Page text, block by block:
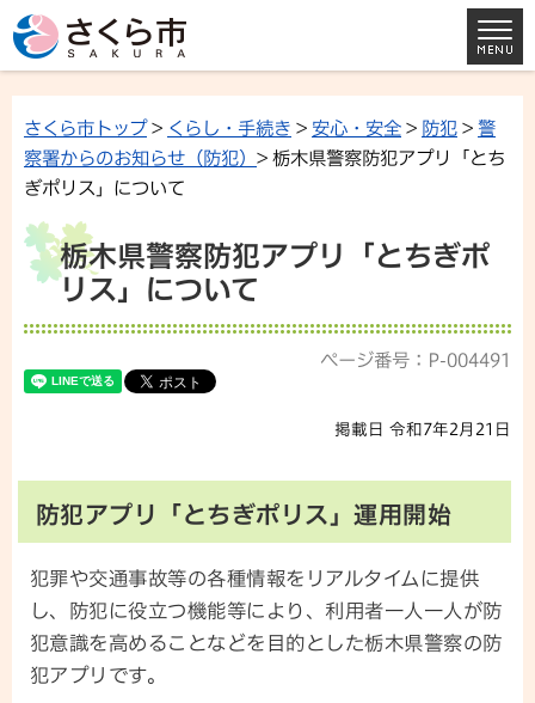
さくら市トップ> くらし・手続き > 安心・安全 > 防犯 > 警
察署からのお知らせ（防犯） > 栃木県警察防犯アプリ「とち
ぎポリス」について
栃木県警察防犯アプリ「とちぎポ
リス」について
ページ番号：P-004491
掲載日 令和7年2月21日
防犯アプリ「とちぎポリス」運用開始
犯罪や交通事故等の各種情報をリアルタイムに提供
し、防犯に役立つ機能等により、利用者一人一人が防
犯意識を高めることなどを目的とした栃木県警察の防
犯アプリです。